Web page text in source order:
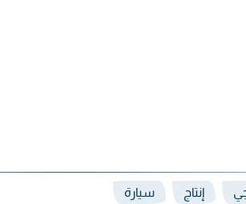
إنتاج سيارة